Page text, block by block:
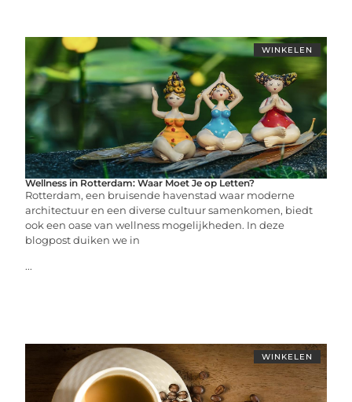
WINKELEN
Wellness in Rotterdam: Waar Moet Je op Letten?
Rotterdam, een bruisende havenstad waar moderne
architectuur en een diverse cultuur samenkomen, biedt
ook een oase van wellness mogelijkheden. In deze
blogpost duiken we in
...
WINKELEN